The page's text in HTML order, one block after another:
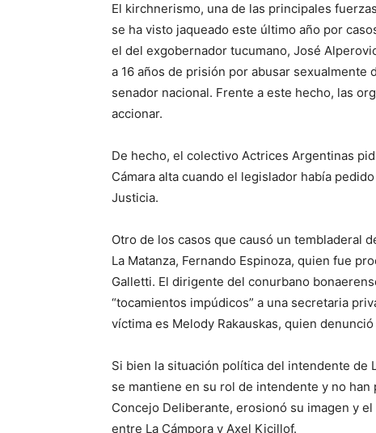
El kirchnerismo, una de las principales
se ha visto jaqueado este último año por
el del exgobernador tucumano, José
a 16 años de prisión por abusar sexualmente
senador nacional. Frente a este hecho, las
accionar.
De hecho, el colectivo Actrices Argentinas
Cámara alta cuando el legislador había
Justicia.
Otro de los casos que causó un tembladeral
La Matanza, Fernando Espinoza, quien fue
Galletti. El dirigente del conurbano
“tocamientos impúdicos” a una secretaria
víctima es Melody Rakauskas, quien
Si bien la situación política del intendente de
se mantiene en su rol de intendente y no
Concejo Deliberante, erosionó su imagen y
entre La Cámpora y Axel Kicillof.